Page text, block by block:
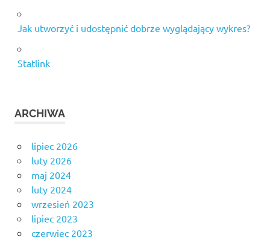
Jak utworzyć i udostępnić dobrze wyglądający wykres?
Statlink
ARCHIWA
lipiec 2026
luty 2026
maj 2024
luty 2024
wrzesień 2023
lipiec 2023
czerwiec 2023